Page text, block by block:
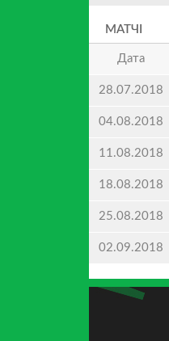
МАТЧІ
Дата
28.07.2018
04.08.2018
11.08.2018
18.08.2018
25.08.2018
02.09.2018